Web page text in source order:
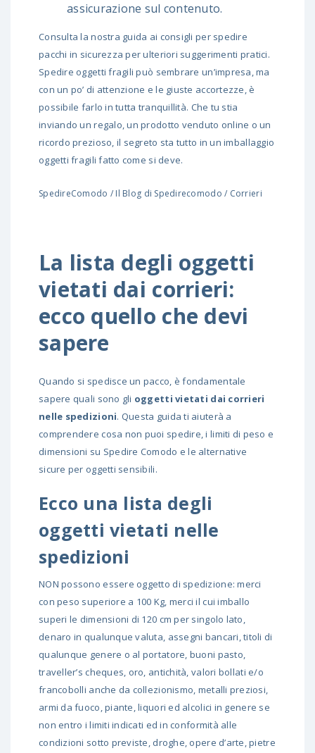
assicurazione sul contenuto.
Consulta la nostra guida ai consigli per spedire
pacchi in sicurezza per ulteriori suggerimenti pratici.
Spedire oggetti fragili può sembrare un’impresa, ma
con un po’ di attenzione e le giuste accortezze, è
possibile farlo in tutta tranquillità. Che tu stia
inviando un regalo, un prodotto venduto online o un
ricordo prezioso, il segreto sta tutto in un imballaggio
oggetti fragili fatto come si deve.
SpedireComodo / Il Blog di Spedirecomodo / Corrieri
La lista degli oggetti
vietati dai corrieri:
ecco quello che devi
sapere
Quando si spedisce un pacco, è fondamentale
sapere quali sono gli oggetti vietati dai corrieri
nelle spedizioni. Questa guida ti aiuterà a
comprendere cosa non puoi spedire, i limiti di peso e
dimensioni su Spedire Comodo e le alternative
sicure per oggetti sensibili.
Ecco una lista degli
oggetti vietati nelle
spedizioni
NON possono essere oggetto di spedizione: merci
con peso superiore a 100 Kg, merci il cui imballo
superi le dimensioni di 120 cm per singolo lato,
denaro in qualunque valuta, assegni bancari, titoli di
qualunque genere o al portatore, buoni pasto,
traveller’s cheques, oro, antichità, valori bollati e/o
francobolli anche da collezionismo, metalli preziosi,
armi da fuoco, piante, liquori ed alcolici in genere se
non entro i limiti indicati ed in conformità alle
condizioni sotto previste, droghe, opere d’arte, pietre